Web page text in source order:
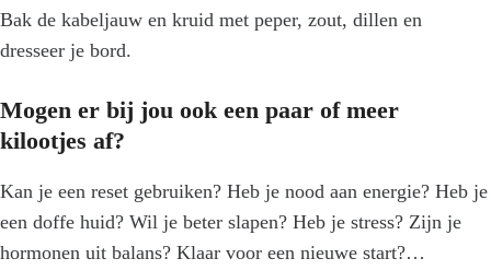
Bak de kabeljauw en kruid met peper, zout, dillen en
dresseer je bord.
Mogen er bij jou ook een paar of meer
kilootjes af?
Kan je een reset gebruiken? Heb je nood aan energie? Heb je
een doffe huid? Wil je beter slapen? Heb je stress? Zijn je
hormonen uit balans? Klaar voor een nieuwe start?…